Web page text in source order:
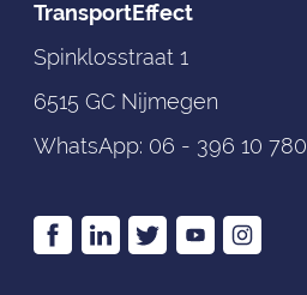
TransportEffect
Spinklosstraat 1
6515 GC Nijmegen
WhatsApp: 06 - 396 10 780